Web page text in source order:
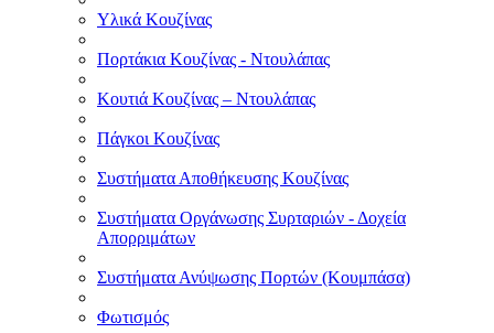
Υλικά Κουζίνας
Πορτάκια Κουζίνας - Ντουλάπας
Κουτιά Κουζίνας – Ντουλάπας
Πάγκοι Κουζίνας
Συστήματα Αποθήκευσης Κουζίνας
Συστήματα Οργάνωσης Συρταριών - Δοχεία
Απορριμάτων
Συστήματα Ανύψωσης Πορτών (Κουμπάσα)
Φωτισμός